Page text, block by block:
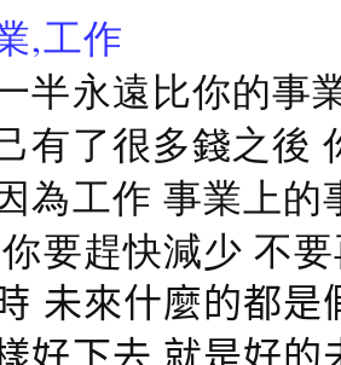
,工作
半永遠比你的事
有了很多錢之後
為工作 事業上
要趕快減少 不
未來什麼的都